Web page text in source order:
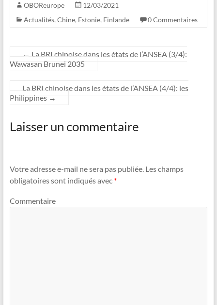
OBOReurope
12/03/2021
Actualités, Chine, Estonie, Finlande 0 Commentaires
← La BRI chinoise dans les états de l’ANSEA (3/4):
Wawasan Brunei 2035
La BRI chinoise dans les états de l’ANSEA (4/4): les
Philippines →
Laisser un commentaire
Votre adresse e-mail ne sera pas publiée.Les champs
obligatoires sont indiqués avec *
Commentaire